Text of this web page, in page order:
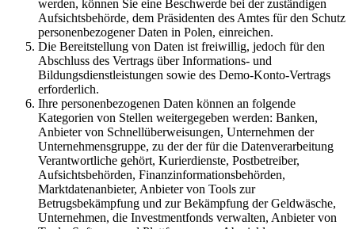
werden, können Sie eine Beschwerde bei der zuständigen
Aufsichtsbehörde, dem Präsidenten des Amtes für den Schutz
personenbezogener Daten in Polen, einreichen.
Die Bereitstellung von Daten ist freiwillig, jedoch für den
Abschluss des Vertrags über Informations- und
Bildungsdienstleistungen sowie des Demo-Konto-Vertrags
erforderlich.
Ihre personenbezogenen Daten können an folgende
Kategorien von Stellen weitergegeben werden: Banken,
Anbieter von Schnellüberweisungen, Unternehmen der
Unternehmensgruppe, zu der der für die Datenverarbeitung
Verantwortliche gehört, Kurierdienste, Postbetreiber,
Aufsichtsbehörden, Finanzinformationsbehörden,
Marktdatenanbieter, Anbieter von Tools zur
Betrugsbekämpfung und zur Bekämpfung der Geldwäsche,
Unternehmen, die Investmentfonds verwalten, Anbieter von